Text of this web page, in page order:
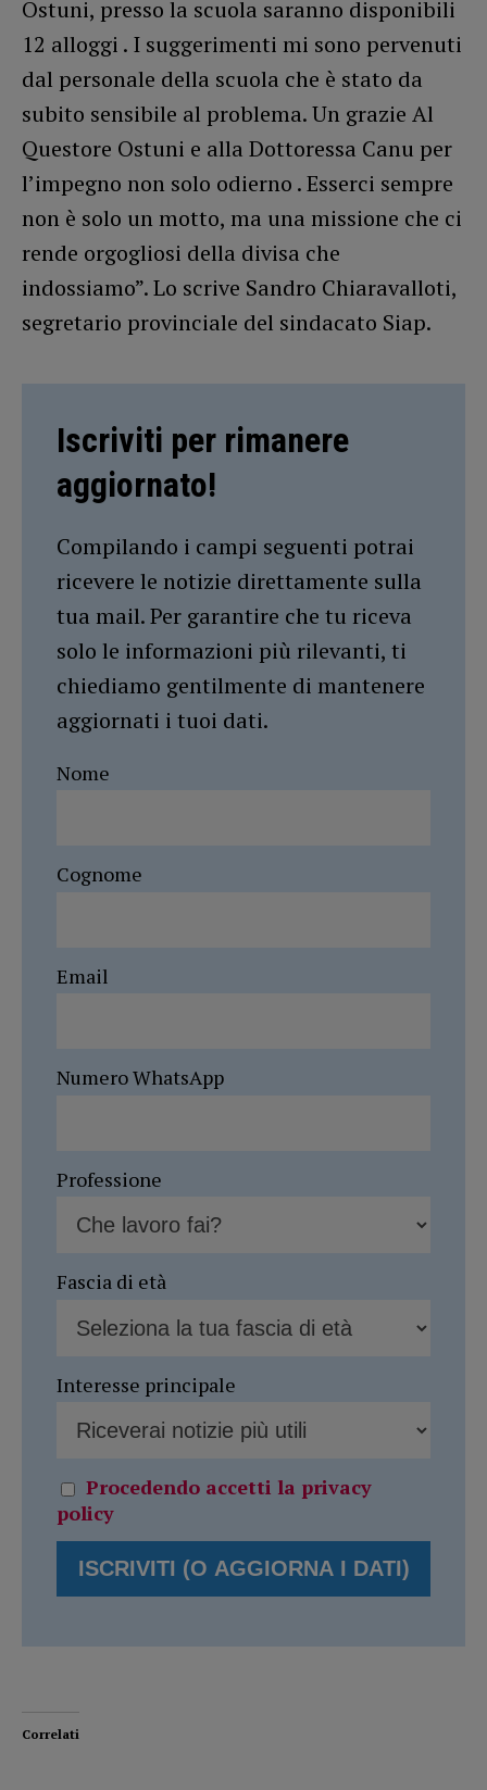
Ostuni, presso la scuola saranno disponibili
12 alloggi . I suggerimenti mi sono pervenuti
dal personale della scuola che è stato da
subito sensibile al problema. Un grazie Al
Questore Ostuni e alla Dottoressa Canu per
l’impegno non solo odierno . Esserci sempre
non è solo un motto, ma una missione che ci
rende orgogliosi della divisa che
indossiamo”. Lo scrive Sandro Chiaravalloti,
segretario provinciale del sindacato Siap.
Iscriviti per rimanere
aggiornato!
Compilando i campi seguenti potrai
ricevere le notizie direttamente sulla
tua mail. Per garantire che tu riceva
solo le informazioni più rilevanti, ti
chiediamo gentilmente di mantenere
aggiornati i tuoi dati.
Nome
Cognome
Email
Numero WhatsApp
Professione
Fascia di età
Interesse principale
Procedendo accetti la privacy
policy
Correlati